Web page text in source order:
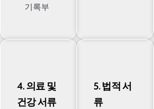
기록부
4. 의료 및
건강 서류
5. 법적 서
류